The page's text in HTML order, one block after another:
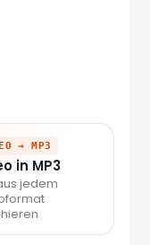
→ MP3
in MP3
jedem